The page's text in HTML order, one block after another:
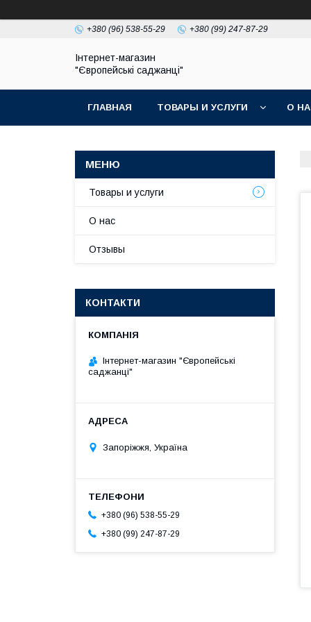
+380 (96) 538-55-29 +380 (99) 247-87-29
Інтернет-магазин
"Європейські саджанці"
ГЛАВНАЯ ТОВАРЫ И УСЛУГИ О
Товары и услуги
О нас
Отзывы
КОНТАКТИ
Інтернет-магазин "Європейські
саджанці"
Запоріжжя, Україна
+380 (96) 538-55-29
+380 (99) 247-87-29